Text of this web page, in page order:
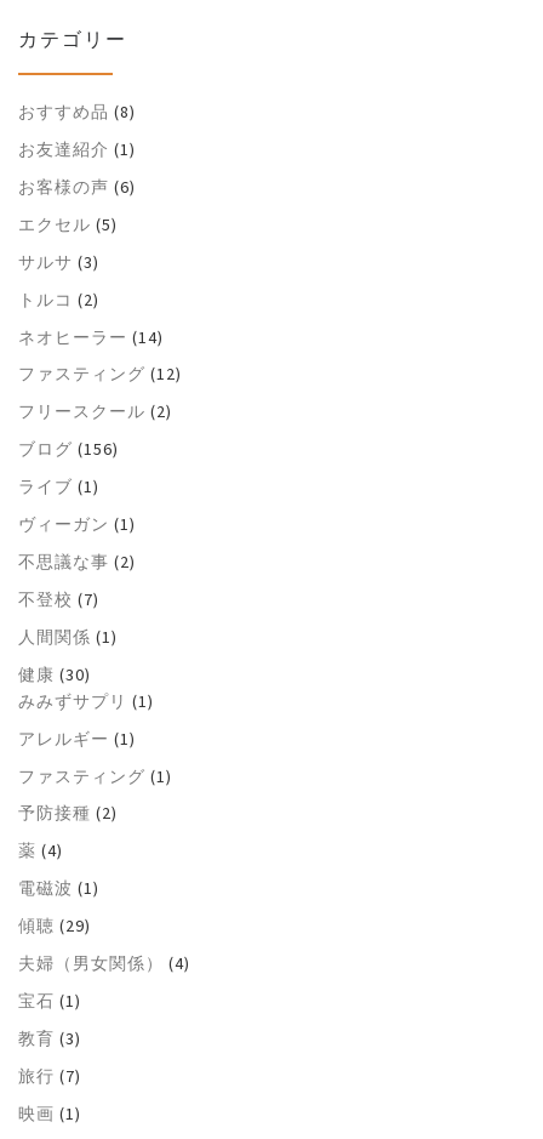
カテゴリー
おすすめ品 (8)
お友達紹介 (1)
お客様の声 (6)
エクセル (5)
サルサ (3)
トルコ (2)
ネオヒーラー (14)
ファスティング (12)
フリースクール (2)
ブログ (156)
ライブ (1)
ヴィーガン (1)
不思議な事 (2)
不登校 (7)
人間関係 (1)
健康 (30)
みみずサプリ (1)
アレルギー (1)
ファスティング (1)
予防接種 (2)
薬 (4)
電磁波 (1)
傾聴 (29)
夫婦（男女関係）
(4)
宝石 (1)
教育 (3)
旅行 (7)
映画 (1)